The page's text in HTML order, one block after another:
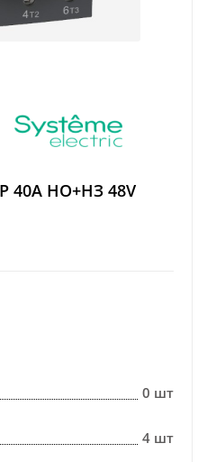
40A НО+НЗ 48V
0 шт
4 шт